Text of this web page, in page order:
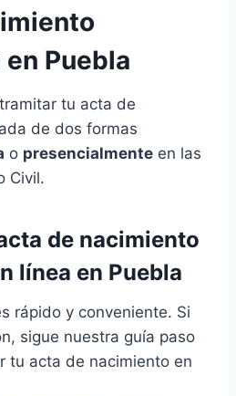
Puebla
tu acta de
de dos formas
o presencialmente en las
Civil.
de nacimiento
línea en Puebla
rápido y conveniente. Si
sigue nuestra guía paso
tu acta de nacimiento en